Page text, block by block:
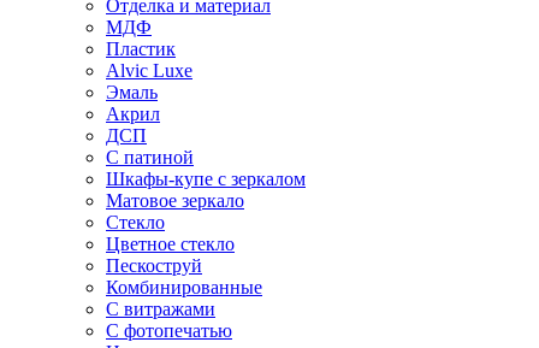
Отделка и материал
МДФ
Пластик
Alvic Luxe
Эмаль
Акрил
ДСП
С патиной
Шкафы-купе с зеркалом
Матовое зеркало
Стекло
Цветное стекло
Пескоструй
Комбинированные
С витражами
С фотопечатью